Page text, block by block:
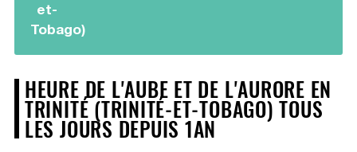
et-
Tobago)
HEURE DE L'AUBE ET DE L'AURORE EN
TRINITÉ (TRINITÉ-ET-TOBAGO) TOUS
LES JOURS DEPUIS 1AN